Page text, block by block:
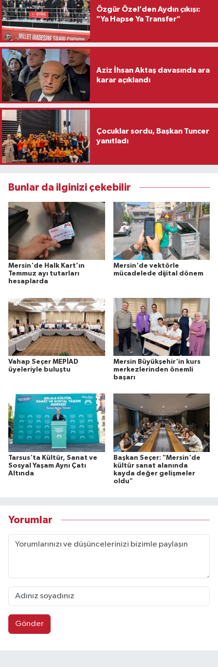
Özgür Özel’den Aydın çıkışı:
"Ya Hapse Ya Transfer"
Aziz İhsan Aktaş davasında ara
karar açıklandı
Çocuklar sordu, Başkan Tuncer
yanıtladı
Bunlar da ilginizi çekebilir
Mersin'de Halk Kart’ın
Temmuz ayı tutarları
hesaplarda
Mersin'de vektörle
mücadelede dijital dönem
Vahap Seçer MEPİAD
üyeleriyle buluştu
Mersin Büyükşehir'in kurs
merkezlerinden önemli
başarı
Tarsus'ta Kültür, Sanat ve
Sosyal Yaşam Aynı Çatı
Altında
Başkan Seçer: "Mersin'de
kültür sanat alanında
kayda değer gelişmeler
oldu"
Yorumlar
Gönder